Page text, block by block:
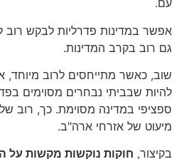
עם.
אפשר במדינות פדרליות לבקש
גם רוב בקרב המדינות.
להיות שבביתי נבחרים מסוימים
ספציפי במדינה מסוימת. כך, רוב של
מיעוט של אזרחי ארה"ב.
בקיצור, חוקות נוקשות מקשות על